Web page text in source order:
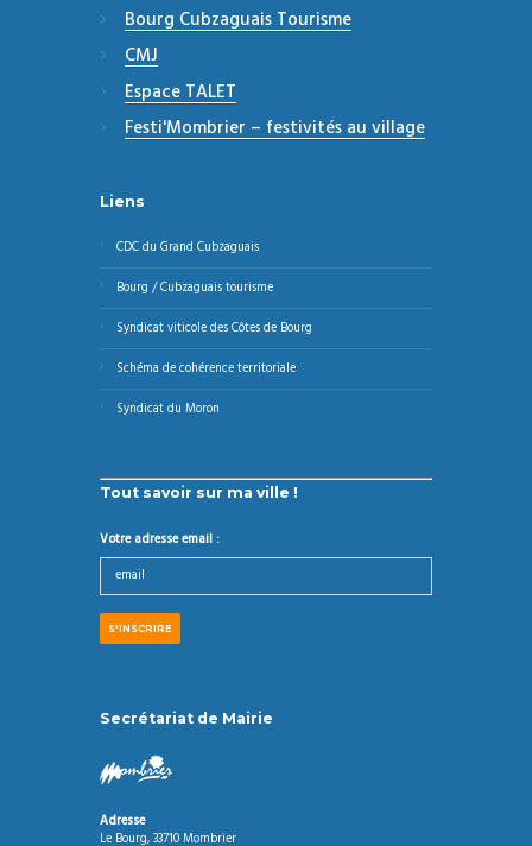
Bourg Cubzaguais Tourisme
CMJ
Espace TALET
Festi'Mombrier – festivités au village
Liens
CDC du Grand Cubzaguais
Bourg / Cubzaguais tourisme
Syndicat viticole des Côtes de Bourg
Schéma de cohérence territoriale
Syndicat du Moron
Tout savoir sur ma ville !
Votre adresse email :
Secrétariat de Mairie
Adresse
Le Bourg, 33710 Mombrier